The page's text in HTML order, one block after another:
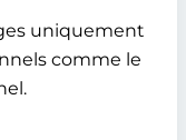
uniquement
comme le